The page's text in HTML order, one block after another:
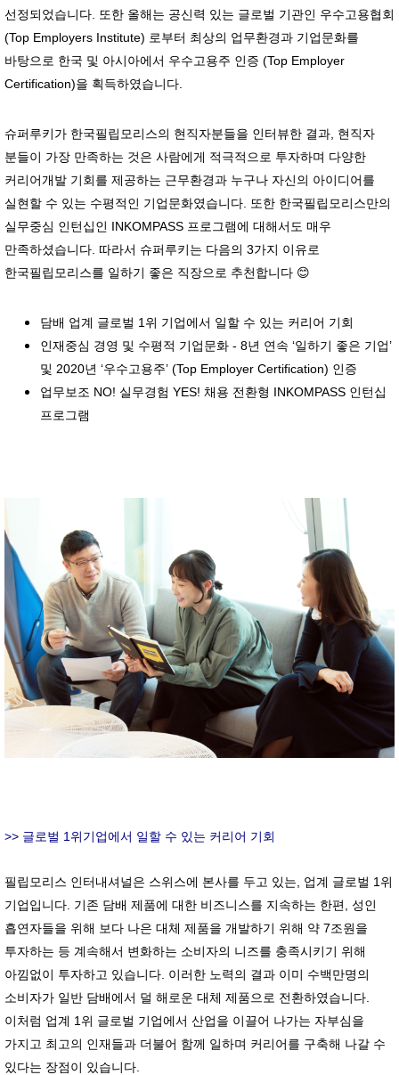
선정되었습니다. 또한 올해는 공신력 있는 글로벌 기관인 우수고용협회
(Top Employers Institute) 로부터 최상의 업무환경과 기업문화를
바탕으로 한국 및 아시아에서 우수고용주 인증 (Top Employer
Certification)을 획득하였습니다.
슈퍼루키가 한국필립모리스의 현직자분들을 인터뷰한 결과, 현직자
분들이 가장 만족하는 것은 사람에게 적극적으로 투자하며 다양한
커리어개발 기회를 제공하는 근무환경과 누구나 자신의 아이디어를
실현할 수 있는 수평적인 기업문화였습니다. 또한 한국필립모리스만의
실무중심 인턴십인 INKOMPASS 프로그램에 대해서도 매우
만족하셨습니다. 따라서 슈퍼루키는 다음의 3가지 이유로
한국필립모리스를 일하기 좋은 직장으로 추천합니다 😊
담배 업계 글로벌 1위 기업에서 일할 수 있는 커리어 기회
인재중심 경영 및 수평적 기업문화 - 8년 연속 ‘일하기 좋은 기업’
및 2020년 ‘우수고용주’ (Top Employer Certification) 인증
업무보조 NO! 실무경험 YES! 채용 전환형 INKOMPASS 인턴십
프로그램
>> 글로벌 1위기업에서 일할 수 있는 커리어 기회
필립모리스 인터내셔널은 스위스에 본사를 두고 있는, 업계 글로벌 1위
기업입니다. 기존 담배 제품에 대한 비즈니스를 지속하는 한편, 성인
흡연자들을 위해 보다 나은 대체 제품을 개발하기 위해 약 7조원을
투자하는 등 계속해서 변화하는 소비자의 니즈를 충족시키기 위해
아낌없이 투자하고 있습니다. 이러한 노력의 결과 이미 수백만명의
소비자가 일반 담배에서 덜 해로운 대체 제품으로 전환하였습니다.
이처럼 업계 1위 글로벌 기업에서 산업을 이끌어 나가는 자부심을
가지고 최고의 인재들과 더불어 함께 일하며 커리어를 구축해 나갈 수
있다는 장점이 있습니다.